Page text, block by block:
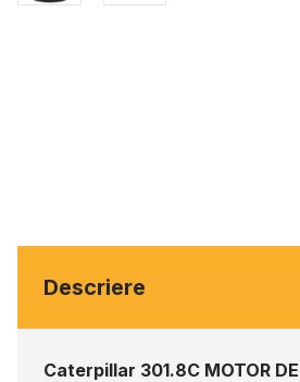
Descriere
Caterpillar 301.8C MOTOR